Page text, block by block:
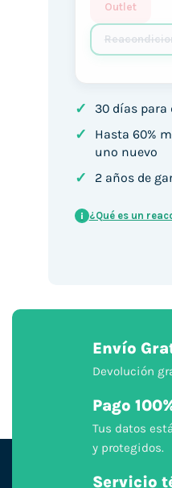
Outlet
✓ 30 días para
✓
Hasta 60%
uno nuevo
✓ 2 años de
i ¿Qué es un
Envío
Devolución
Pago
Tus datos
y protegidos.
Servicio